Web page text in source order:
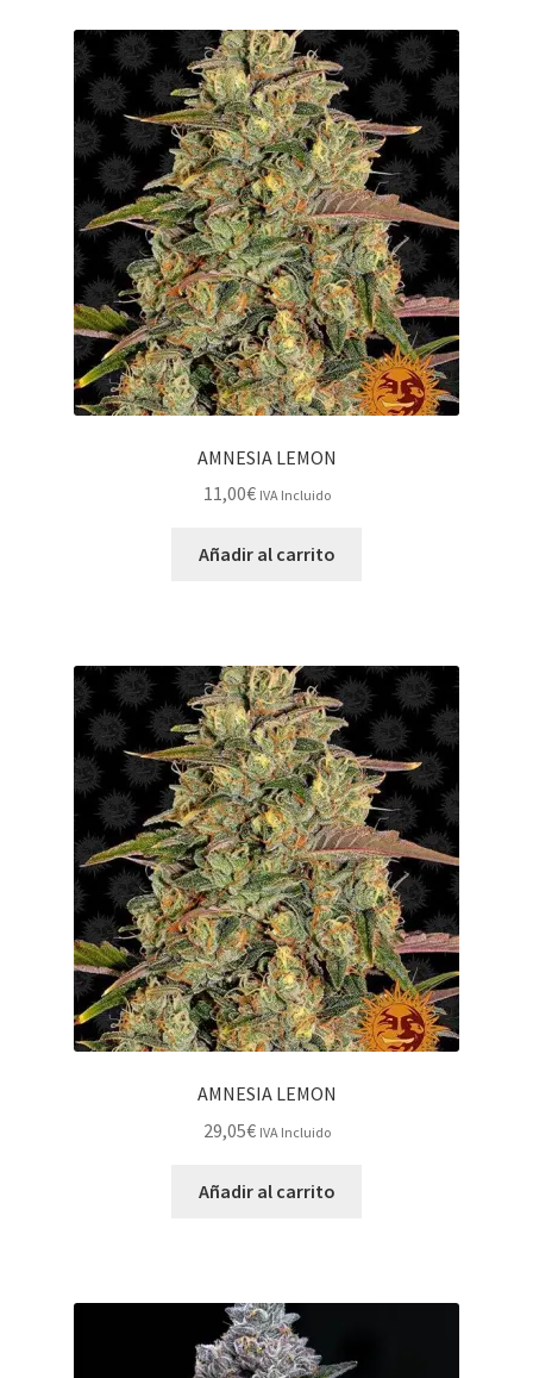
AMNESIA LEMON
11,00€ IVA Incluido
Añadir al carrito
AMNESIA LEMON
29,05€ IVA Incluido
Añadir al carrito